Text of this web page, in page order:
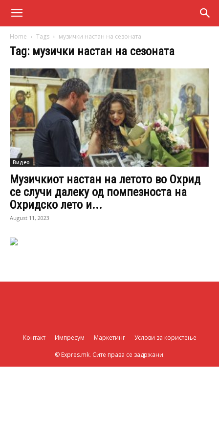
Home Tags музички настан на сезоната
Tag: музички настан на сезоната
Видео
Музичкиот настан на летото во Охрид
се случи далеку од помпезноста на
Охридско лето и...
August 11, 2023
Контакт Импресум Маркетинг Услови за користење
© Expres.mk. Сите права се задржани.